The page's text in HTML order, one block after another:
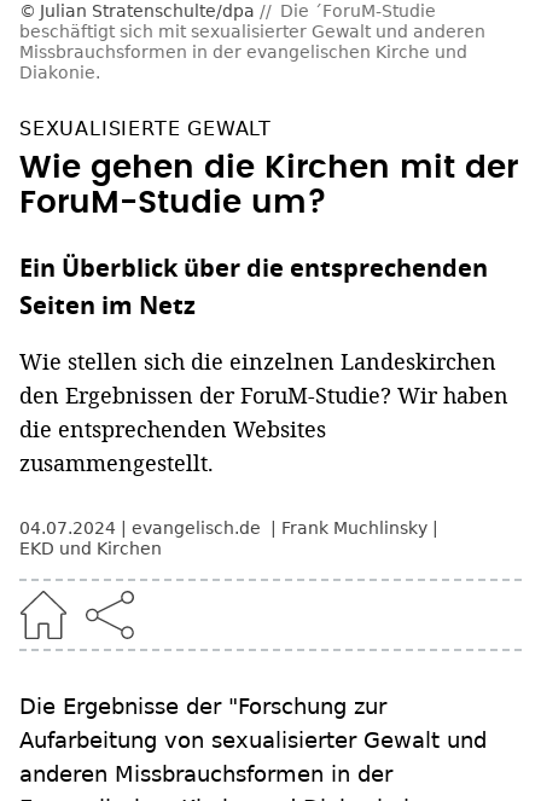
Julian Stratenschulte/dpa
Die ´ForuM-Studie
beschäftigt sich mit sexualisierter Gewalt und anderen
Missbrauchsformen in der evangelischen Kirche und
Diakonie.
SEXUALISIERTE GEWALT
Wie gehen die Kirchen mit der
ForuM-Studie um?
Ein Überblick über die entsprechenden
Seiten im Netz
Wie stellen sich die einzelnen Landeskirchen
den Ergebnissen der ForuM-Studie? Wir haben
die entsprechenden Websites
zusammengestellt.
04.07.2024 evangelisch.de
Frank Muchlinsky
EKD und Kirchen
Die Ergebnisse der "Forschung zur
Aufarbeitung von sexualisierter Gewalt und
anderen Missbrauchsformen in der